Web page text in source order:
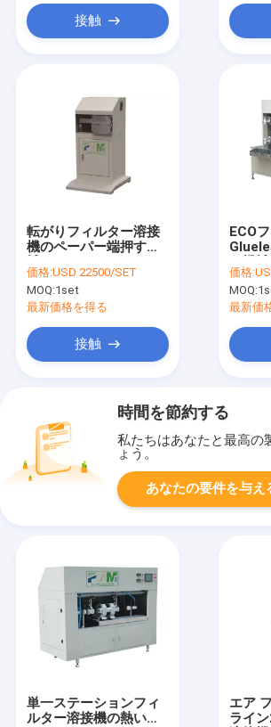
接触
転がりフィルター溶接
機のペーパー端押す機
価格:USD 22500/SET
MOQ:1set
最新価格を得る
接触
ECO
価格:
MOQ:
最新価
時間を節約する
私たちはあなたと最高の
ょう。
あなたの要件を与え
単一ステーションフィ
ルター溶接機の熱い版
エア
ライ